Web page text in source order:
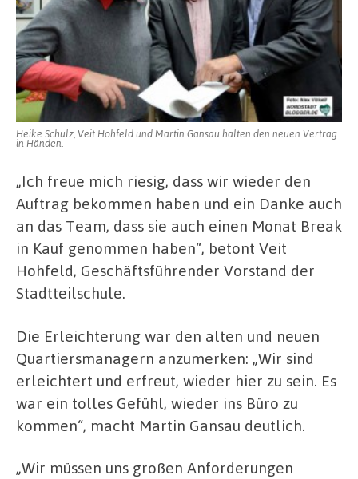
Heike Schulz, Veit Hohfeld und Martin Gansau halten den neuen Vertrag
in Händen.
„Ich freue mich riesig, dass wir wieder den
Auftrag bekommen haben und ein Danke auch
an das Team, dass sie auch einen Monat Break
in Kauf genommen haben“, betont Veit
Hohfeld, Geschäftsführender Vorstand der
Stadtteilschule.
Die Erleichterung war den alten und neuen
Quartiersmanagern anzumerken: „Wir sind
erleichtert und erfreut, wieder hier zu sein. Es
war ein tolles Gefühl, wieder ins Büro zu
kommen“, macht Martin Gansau deutlich.
„Wir müssen uns großen Anforderungen